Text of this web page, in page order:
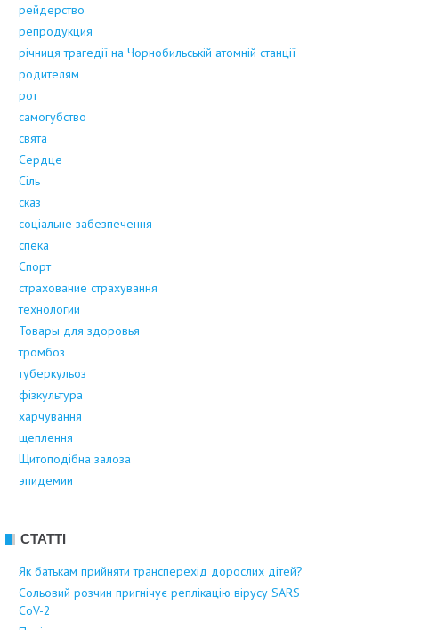
рейдерство
репродукция
річниця трагедії на Чорнобильській атомній станції
родителям
рот
самогубство
свята
Сердце
Сіль
сказ
соціальне забезпечення
спека
Спорт
страхование страхування
технологии
Товары для здоровья
тромбоз
туберкульоз
фізкультура
харчування
щеплення
Щитоподібна залоза
эпидемии
СТАТТІ
Як батькам прийняти трансперехід дорослих дітей?
Сольовий розчин пригнічує реплікацію вірусу SARS
CoV-2